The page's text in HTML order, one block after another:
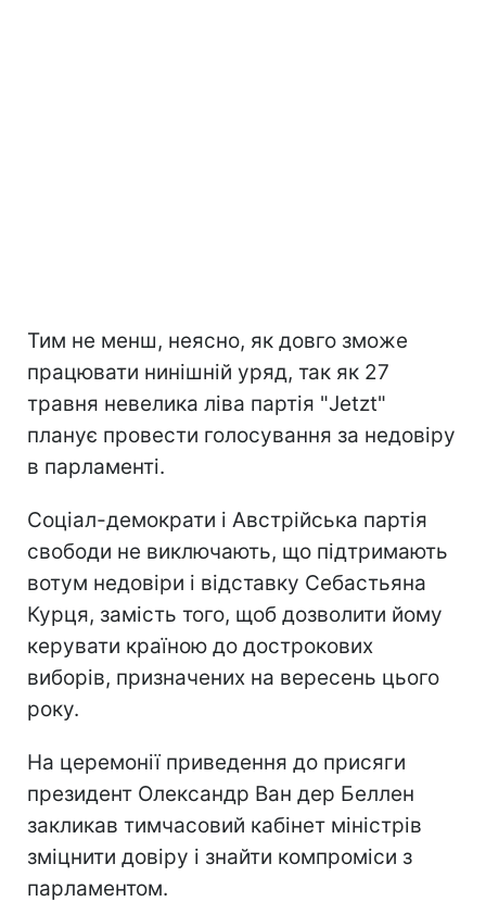
Тим не менш, неясно, як довго зможе
працювати нинішній уряд, так як 27
травня невелика ліва партія "Jetzt"
планує провести голосування за недовіру
в парламенті.
Соціал-демократи і Австрійська партія
свободи не виключають, що підтримають
вотум недовіри і відставку Себастьяна
Курця, замість того, щоб дозволити йому
керувати країною до дострокових
виборів, призначених на вересень цього
року.
На церемонії приведення до присяги
президент Олександр Ван дер Беллен
закликав тимчасовий кабінет міністрів
зміцнити довіру і знайти компроміси з
парламентом.